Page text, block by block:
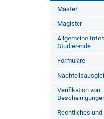
Master
Magister
Allgemeine
Studierende
Formulare
Verifikation von
Rechtliches und